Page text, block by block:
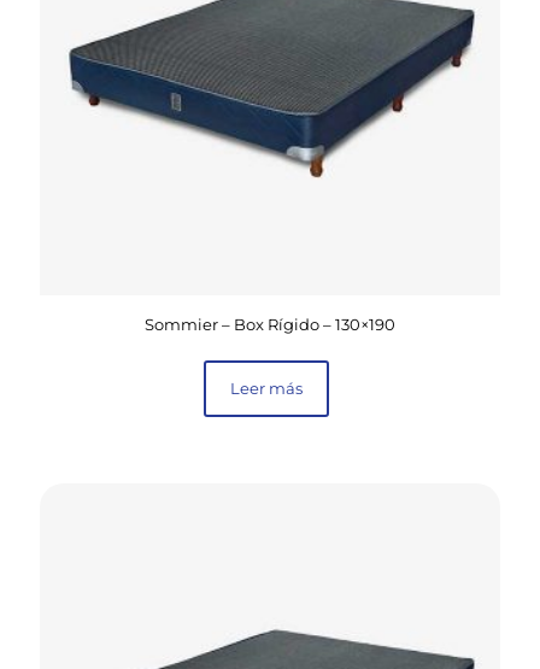
Sommier – Box Rígido – 130×190
Leer más